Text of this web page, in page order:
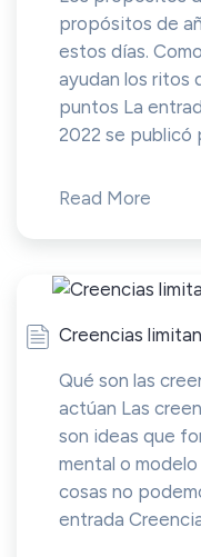
propósitos de
estos días.
ayudan los ritos
puntos La
2022 se publicó
Read More
Creencias
Qué son las
actúan Las
son ideas que
mental o
cosas no
entrada